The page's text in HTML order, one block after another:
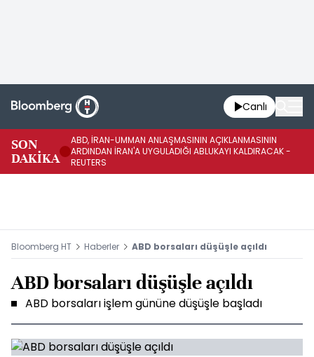
Canlı
SON
DAKİKA
ABD, İRAN-UMMAN ANLAŞMASININ AÇIKLANMASININ
ARDINDAN İRAN'A UYGULADIĞI ABLUKAYI KALDIRACAK -
REUTERS
Bloomberg HT Haberler ABD borsaları düşüşle açıldı
ABD borsaları düşüşle açıldı
ABD borsaları işlem gününe düşüşle başladı